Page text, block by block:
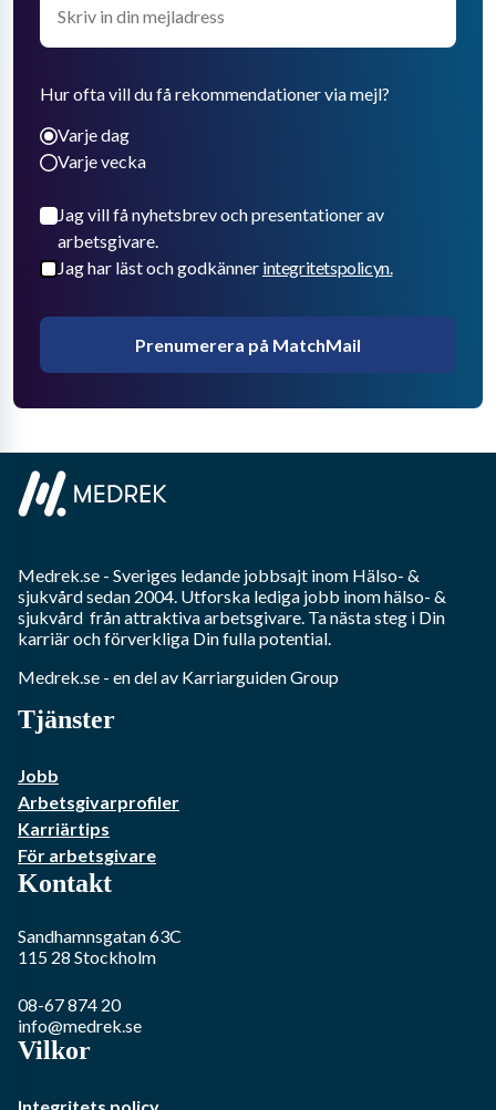
Hur ofta vill du få rekommendationer via mejl?
Varje dag
Varje vecka
Jag vill få nyhetsbrev och presentationer av
arbetsgivare.
Jag har läst och godkänner integritetspolicyn.
Prenumerera på MatchMail
Medrek.se - Sveriges ledande jobbsajt inom Hälso- &
sjukvårdsedan 2004. Utforska lediga jobb inomhälso- &
sjukvård från attraktiva arbetsgivare. Ta nästa steg i Din
karriär och förverkliga Din fulla potential.
Medrek.se - en del av Karriarguiden Group
Tjänster
Jobb
Arbetsgivarprofiler
Karriärtips
För arbetsgivare
Kontakt
Sandhamnsgatan 63C
115 28 Stockholm
08-67 874 20
info@medrek.se
Vilkor